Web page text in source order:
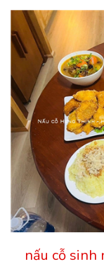
nấu cỗ sinh